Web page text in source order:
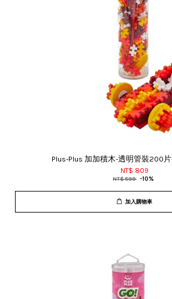
Plus-Plus 加加積木-透明管裝200
NT$ 809
NT$ 899 -10%
加入購物車